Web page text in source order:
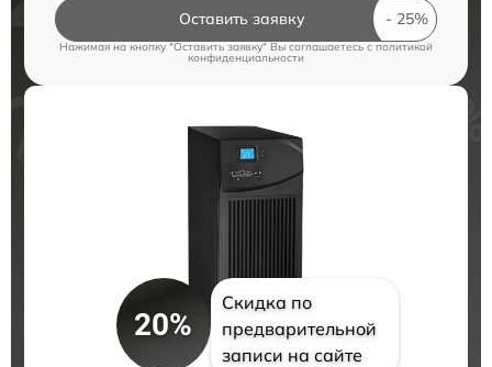
Оставить заявку
Нажимая на кнопку "Оставить заявку" Вы соглашаетесь cполитикой
конфиденциальности
20%
Скидка по
предварительной
записи на сайте